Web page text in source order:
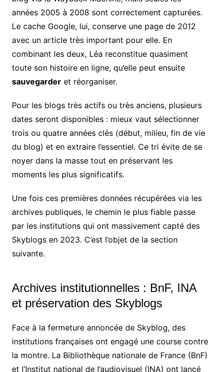
années 2005 à 2008 sont correctement capturées.
Le cache Google, lui, conserve une page de 2012
avec un article très important pour elle. En
combinant les deux, Léa reconstitue quasiment
toute son histoire en ligne, qu’elle peut ensuite
sauvegarderet réorganiser.
Pour les blogs très actifs ou très anciens, plusieurs
dates seront disponibles : mieux vaut sélectionner
trois ou quatre années clés (début, milieu, fin de vie
du blog) et en extraire l’essentiel. Ce tri évite de se
noyer dans la masse tout en préservant les
moments les plus significatifs.
Une fois ces premières données récupérées via les
archives publiques, le chemin le plus fiable passe
par les institutions qui ont massivement capté des
Skyblogs en 2023. C’est l’objet de la section
suivante.
Archives institutionnelles : BnF, INA
et préservation des Skyblogs
Face à la fermeture annoncée de Skyblog, des
institutions françaises ont engagé une course contre
la montre. La Bibliothèque nationale de France (BnF)
et l’Institut national de l’audiovisuel (INA) ont lancé